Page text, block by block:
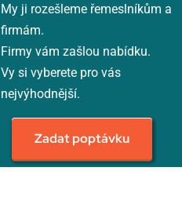
My ji rozešleme řemeslníkům a
firmám.
Firmy vám zašlou nabídku.
Vy si vyberete pro vás
nejvýhodnější.
Zadat poptávku